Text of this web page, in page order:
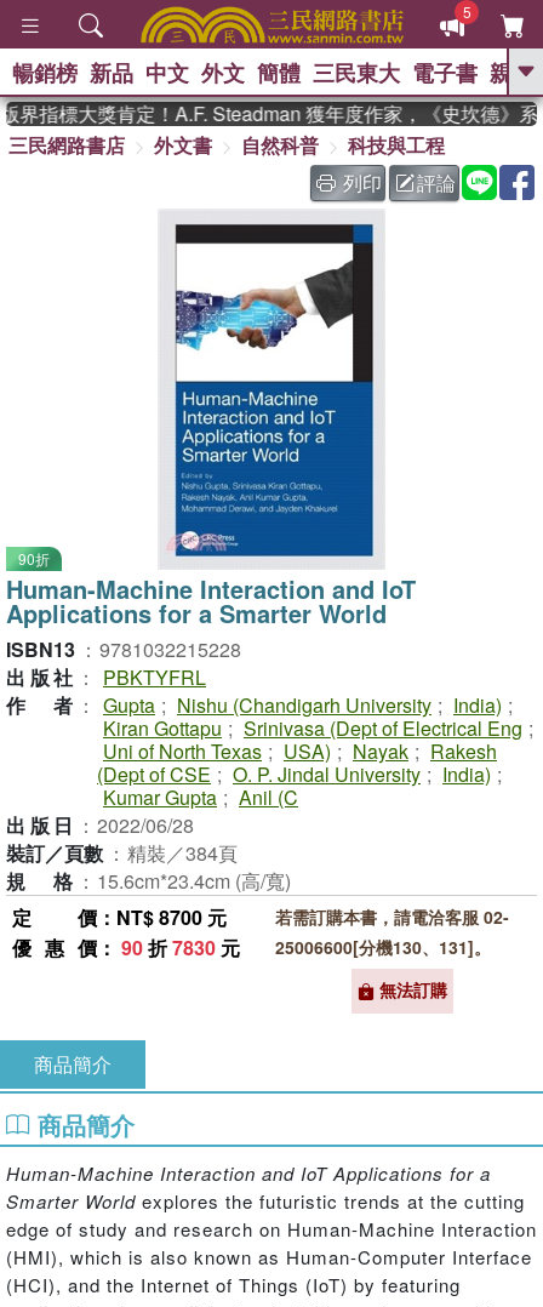
5
GO
熱搜： 東野圭吾 、 The Odyssey
、 如果歷史是一群喵 、 暑期
國際布克獎 臺灣漫遊錄 、 方
念華 、 台灣的李登輝時代
孩：黎曼猜想 、 偉大的迷走神經
暢銷榜 新品 中文 外文 簡體 三民東大 電子書 親子
指標大獎肯定！A.F. Steadman 獲年度作家，《史坎德》系
三民網路書店
外文書 自然科普
科技與工程
列印
評論
90折
Human-Machine Interaction and IoT
Applications for a Smarter World
ISBN13 ： 9781032215228
出版社 ：
PBKTYFRL
作者 ： Gupta ; Nishu (Chandigarh University ; India) ;
Kiran Gottapu ; Srinivasa (Dept of Electrical Eng ;
Uni of North Texas ; USA) ; Nayak ; Rakesh
(Dept of CSE ; O. P. Jindal University ; India) ;
Kumar Gupta ; Anil (C
出版日 ： 2022/06/28
裝訂／頁數 ： 精裝／384頁
規格 ： 15.6cm*23.4cm (高/寬)
定價 ：NT$ 8700 元
優惠價 ： 90折7830 元
若需訂購本書，請電洽客服 02-
25006600[分機130、131]。
無法訂購
商品簡介
商品簡介
Human-Machine Interaction and IoT Applications for a
Smarter World explores the futuristic trends at the cutting
edge of study and research on Human-Machine Interaction
(HMI), which is also known as Human-Computer Interface
(HCI), and the Internet of Things (IoT) by featuring